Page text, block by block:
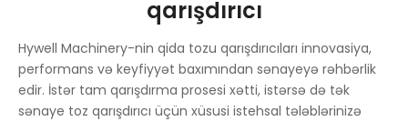
qarışdırıcı
Hywell Machinery-nin qida tozu qarışdırıcıları innovasiya,
performans və keyfiyyət baxımından sənayeyə rəhbərlik
edir. İstər tam qarışdırma prosesi xətti, istərsə də tək
sənaye toz qarışdırıcı üçün xüsusi istehsal tələblərinizə